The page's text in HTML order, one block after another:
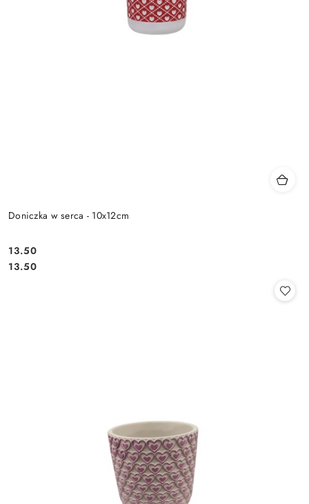
Doniczka w serca - 10x12cm
Cena:
13.50
Cena:
13.50